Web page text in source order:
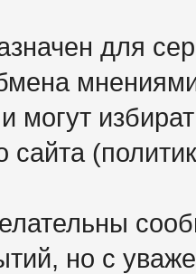
для
могут
сайта
но с